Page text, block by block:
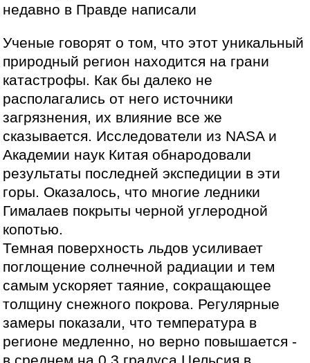
недавно в Правде написали
Ученые говорят о том, что этот уникальный
природный регион находится на грани
катастрофы. Как бы далеко не
располагались от него источники
загрязнения, их влияние все же
сказывается. Исследователи из NASA и
Академии наук Китая обнародовали
результаты последней экспедиции в эти
горы. Оказалось, что многие ледники
Гималаев покрыты черной углеродной
копотью.
Темная поверхность льдов усиливает
поглощение солнечной радиации и тем
самым ускоряет таяние, сокращающее
толщину снежного покрова. Регулярные
замеры показали, что температура в
регионе медленно, но верно повышается -